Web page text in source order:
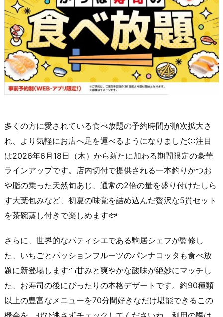
多くの方に愛されている食べ放題の予約時間が順次拡大さ
れ、より気軽にお店へ足を運べるようになりました👏注目
は2026年6月18日（木）から新たに加わる期間限定の豪華
ラインアップです。店内切付で提供される一本釣りかつお
や脂の乗った天然旬あじ、通常の2倍の量を盛り付けたしら
す大葉包みなど、初夏の味覚を詰め込んだ贅沢な5貫セット
を茶碗蒸し付きで楽しめます🐟
さらに、世界的なパティシエである駒居シェフが監修し
た、いちごとパッションフルーツのパンナコッタも食べ放
題に新登場します🍰甘みと爽やかな酸味が絶妙にマッチし
た、お寿司の後にぴったりの本格デザートです。約90種類
以上の豊富なメニューを70分間好きなだけ堪能できるこの